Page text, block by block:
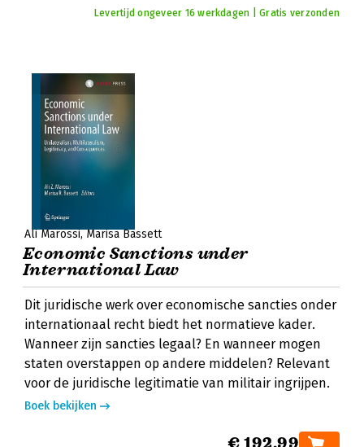
Levertijd ongeveer 16 werkdagen | Gratis verzonden
Ali Marossi Marisa Bassett
Economic Sanctions under
International Law
Dit juridische werk over economische sancties onder
internationaal recht biedt het normatieve kader.
Wanneer zijn sancties legaal? En wanneer mogen
staten overstappen op andere middelen? Relevant
voor de juridische legitimatie van militair ingrijpen.
Boek bekijken